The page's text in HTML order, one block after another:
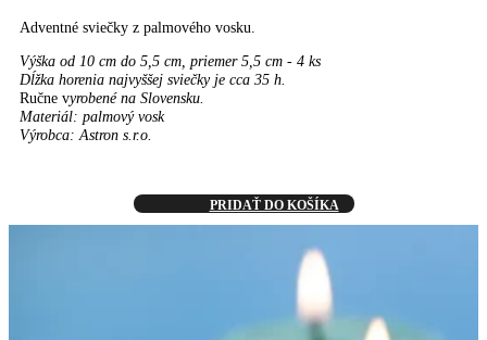
Adventné sviečky z palmového vosku.
Výška od 10 cm do 5,5 cm, priemer 5,5 cm - 4 ks
Dĺžka horenia najvyššej sviečky je cca 35 h.
Ručne vyrobené na Slovensku.
Materiál: palmový vosk
Výrobca: Astron s.r.o.
PRIDAŤ DO KOŠÍKA